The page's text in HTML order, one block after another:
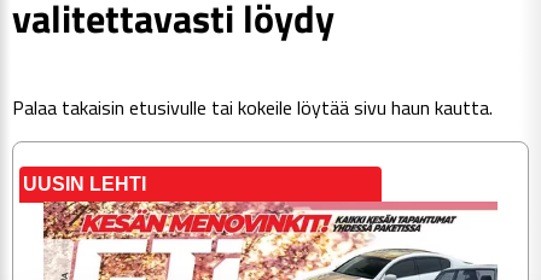
KILPAILUT
TEKNIIKKA
ARTIKKELIT
valitettavasti löydy
Palaa takaisin etusivulle tai kokeile löytää sivu haun kautta.
UUSIN LEHTI